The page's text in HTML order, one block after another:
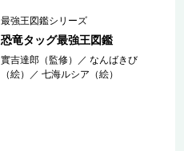
最強王図鑑シリーズ
恐竜タッグ最強王図鑑
實吉達郎（監修） ／なんばきび
（絵）
／七海ルシア（絵）